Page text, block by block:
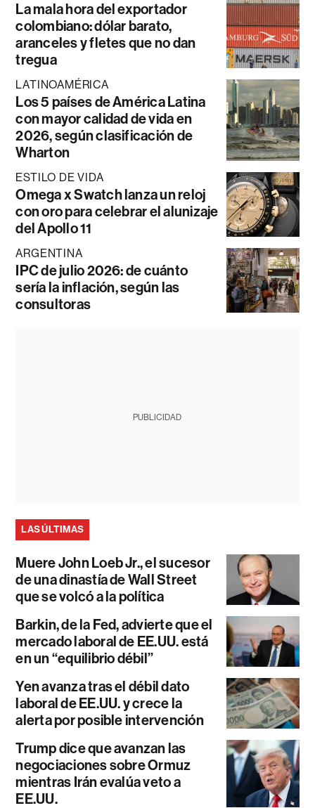
La mala hora del exportador
colombiano: dólar barato,
aranceles y fletes que no dan
tregua
LATINOAMÉRICA
Los 5 países de América Latina
con mayor calidad de vida en
2026, según clasificación de
Wharton
ESTILO DE VIDA
Omega x Swatch lanza un reloj
con oro para celebrar el alunizaje
del Apollo 11
ARGENTINA
IPC de julio 2026: de cuánto
sería la inflación, según las
consultoras
PUBLICIDAD
LAS ÚLTIMAS
Muere John Loeb Jr., el sucesor
de una dinastía de Wall Street
que se volcó a la política
Barkin, de la Fed, advierte que el
mercado laboral de EE.UU. está
en un “equilibrio débil”
Yen avanza tras el débil dato
laboral de EE.UU. y crece la
alerta por posible intervención
Trump dice que avanzan las
negociaciones sobre Ormuz
mientras Irán evalúa veto a
EE.UU.